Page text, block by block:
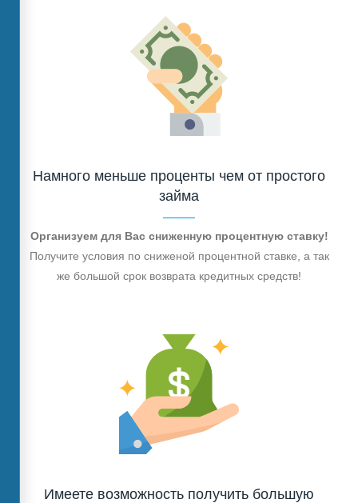
Намного меньше проценты чем от простого
займа
Организуем для Вас сниженную процентную ставку!
Получите условия по сниженой процентной ставке, а так
же большой срок возврата кредитных средств!
Имеете возможность получить большую